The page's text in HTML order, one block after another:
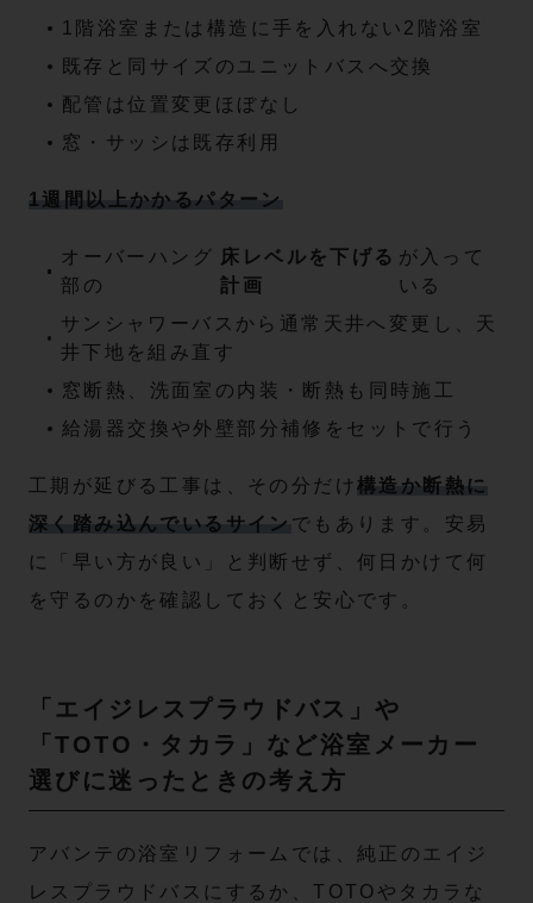
1階浴室または構造に手を入れない2階浴室
既存と同サイズのユニットバスへ交換
配管は位置変更ほぼなし
窓・サッシは既存利用
1週間以上かかるパターン
オーバーハング
部の
床レベルを下げる
計画
が入って
いる
サンシャワーバスから通常天井へ変更し、天
井下地を組み直す
窓断熱、洗面室の内装・断熱も同時施工
給湯器交換や外壁部分補修をセットで行う
工期が延びる工事は、その分だけ 構造か断熱に
深く踏み込んでいるサイン でもあります。安易
に「早い方が良い」と判断せず、何日かけて何
を守るのかを確認しておくと安心です。
「エイジレスプラウドバス」や
「TOTO・タカラ」など浴室メーカー
選びに迷ったときの考え方
アバンテの浴室リフォームでは、純正のエイジ
レスプラウドバスにするか、TOTOやタカラな